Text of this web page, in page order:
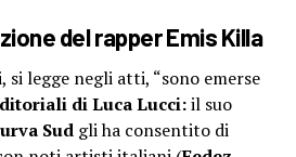
del rapper Emis Killa
legge negli atti, “sono emerse
di Luca Lucci:il suo
Sudgli ha consentito di